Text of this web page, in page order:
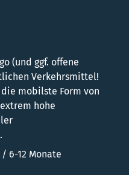
(und ggf. offene
Verkehrsmittel!
mobilste Form von
hohe
6-12 Monate